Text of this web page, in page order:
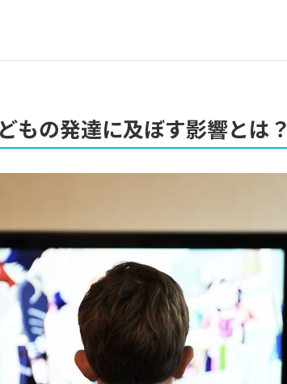
もの発達に及ぼす影響とは？